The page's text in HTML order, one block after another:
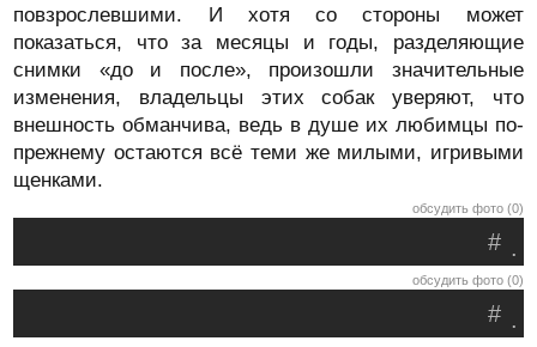
повзрослевшими. И хотя со стороны может
показаться, что за месяцы и годы, разделяющие
снимки «до и после», произошли значительные
изменения, владельцы этих собак уверяют, что
внешность обманчива, ведь в душе их любимцы по-
прежнему остаются всё теми же милыми, игривыми
щенками.
обсудить фото (0)
.
#
обсудить фото (0)
.
#